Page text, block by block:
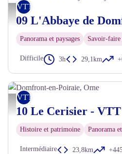
Biscuiterie de Lonlay l'Abbaye - JE Rubio
VTT
09 L'Abbaye de
Panorama et paysages Savoir-
Difficile 3h 29,1km
Domfront-en-Poiraie, Orne - D. Commenchal
VTT
10 Le Cerisier - VTT
Histoire et patrimoine Panorama
Intermédiaire 23,8km